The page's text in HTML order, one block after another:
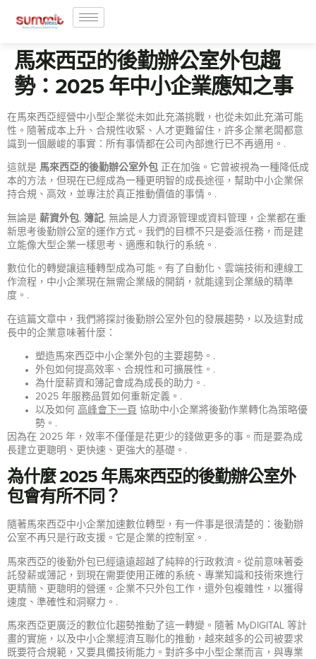
馬來西亞的後勤辦公室外包趨
勢：2025 年中小企業應知之事
在馬來西亞經營中小型企業從未如此充滿挑戰，也從未如此充滿可能
性。隨著成本上升、合規性收緊、人才更難留住，許多企業老闆都意
識到一個嚴峻的事實：所有事情都在公司內部進行已不再適用。.
這就是 馬來西亞的後勤辦公室外包 正在加強。它曾被視為一種降低成
本的方法，但現在已經成為一種更明智的成長途徑，幫助中小企業保
持合規、高效，並專注於真正推動價值的事情。.
無論是 薪資外包, 簿記, 無論是人力資源管理或資料管理，企業都在重
新思考後勤辦公室的運作方式。我們的目標不只是委派任務，而是建
立能像大型企業一樣思考、適應和執行的系統。.
數位化的轉變讓這種轉型成為可能。有了自動化、雲端技術和連線工
作流程，中小企業現在無需企業級的開銷，就能達到企業級的精準
度。.
在這篇文章中，我們將探討後勤辦公室外包的發展趨勢，以及這對成
長中的企業意味著什麼：
塑造馬來西亞中小企業外包的主要趨勢。.
外包如何提高效率、合規性和可擴展性。.
為什麼薪資和簿記會成為成長的助力。.
2025 年服務品質如何重新定義。.
以及如何 高峰會下一頁 協助中小企業將後勤作業轉化為策略優
勢。.
因為在 2025 年，效率不僅僅是花更少的錢做更多的事。而是要為成
長建立更聰明、更快速、更強大的基礎。.
為什麼 2025 年馬來西亞的後勤辦公室外
包會有所不同？
隨著馬來西亞中小企業加速數位轉型，有一件事是很清楚的：後勤辦
公室不再只是行政支援。它是企業的控制室。.
馬來西亞的後勤外包已經遠遠超越了純粹的行政救濟。從前意味著委
託發薪或簿記，到現在需要使用正確的系統、專業知識和技術來進行
更精簡、更聰明的營運。企業不只外包工作，還外包複雜性，以獲得
速度、準確性和洞察力。.
馬來西亞更廣泛的數位化趨勢推動了這一轉變。隨著 MyDIGITAL 等計
畫的實施，以及中小企業經濟互聯化的推動，越來越多的公司被要求
既要符合規範，又要具備技術能力。對許多中小型企業而言，與專業